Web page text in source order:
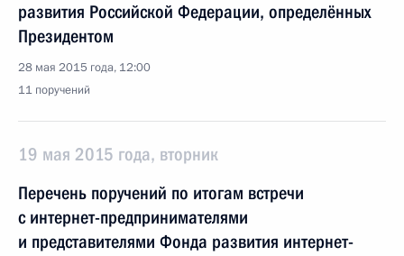
развития Российской Федерации, определённых
Президентом
28 мая 2015 года, 12:00
11 поручений
19 мая 2015 года, вторник
Перечень поручений по итогам встречи
с интернет-предпринимателями
и представителями Фонда развития интернет-